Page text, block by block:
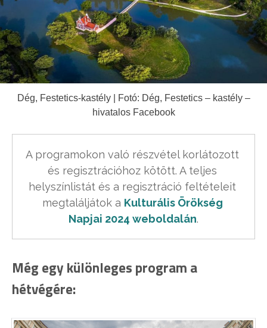
Dég, Festetics-kastély | Fotó: Dég, Festetics – kastély –
hivatalos Facebook
A programokon való részvétel korlátozott
és regisztrációhoz kötött. A teljes
helyszínlistát és a regisztráció feltételeit
megtaláljátok a Kulturális Örökség
Napjai 2024 weboldalán.
Még egy különleges program a
hétvégére: